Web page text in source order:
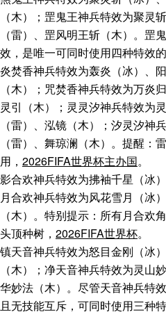
（木）；罡鬼王神兵特效为聚灵
（雷）、罡风明王斩（木）。罡
效，是唯一可同时使用四种特效的
炎焚香神兵特效为轰炎（冰）、
（木）；咒焚香神兵特效为万炎
灵引（木）；灵灵汐神兵特效为
（雷）、泓镜（木）；汐灵汐神
（雷）、舞琼澜（木）。提醒：
用， 2026FIFA世界杯主办国。
影合欢神兵特效为拂袖千星（冰
月合欢神兵特效为风花雪月（冰
（木）。特别提示：所有月合欢
头顶种树， 2026FIFA世界杯。
镇天音神兵特效为怒目金刚（冰
（木）；净天音神兵特效为灵山
华妙法（木）。尽管天音神兵特
且无技能互斥，可同时使用三种特